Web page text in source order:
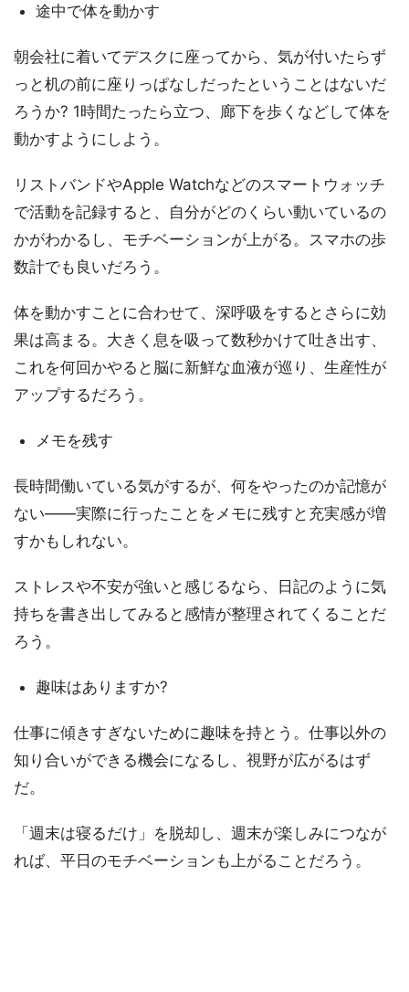
途中で体を動かす
朝会社に着いてデスクに座ってから、気が付いたらず
っと机の前に座りっぱなしだったということはないだ
ろうか? 1時間たったら立つ、廊下を歩くなどして体を
動かすようにしよう。
リストバンドやApple Watchなどのスマートウォッチ
で活動を記録すると、自分がどのくらい動いているの
かがわかるし、モチベーションが上がる。スマホの歩
数計でも良いだろう。
体を動かすことに合わせて、深呼吸をするとさらに効
果は高まる。大きく息を吸って数秒かけて吐き出す、
これを何回かやると脳に新鮮な血液が巡り、生産性が
アップするだろう。
メモを残す
長時間働いている気がするが、何をやったのか記憶が
ない――実際に行ったことをメモに残すと充実感が増
すかもしれない。
ストレスや不安が強いと感じるなら、日記のように気
持ちを書き出してみると感情が整理されてくることだ
ろう。
趣味はありますか?
仕事に傾きすぎないために趣味を持とう。仕事以外の
知り合いができる機会になるし、視野が広がるはず
だ。
「週末は寝るだけ」を脱却し、週末が楽しみにつなが
れば、平日のモチベーションも上がることだろう。